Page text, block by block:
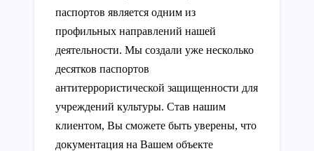
паспортов является одним из
профильных направлений нашей
деятельности. Мы создали уже несколько
десятков паспортов
антитеррористической защищенности для
учреждений культуры. Став нашим
клиентом, Вы сможете быть уверены, что
документация на Вашем объекте